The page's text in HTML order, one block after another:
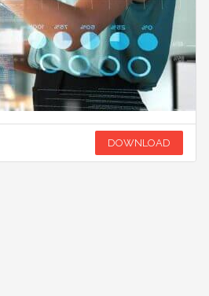
DOWNLOAD